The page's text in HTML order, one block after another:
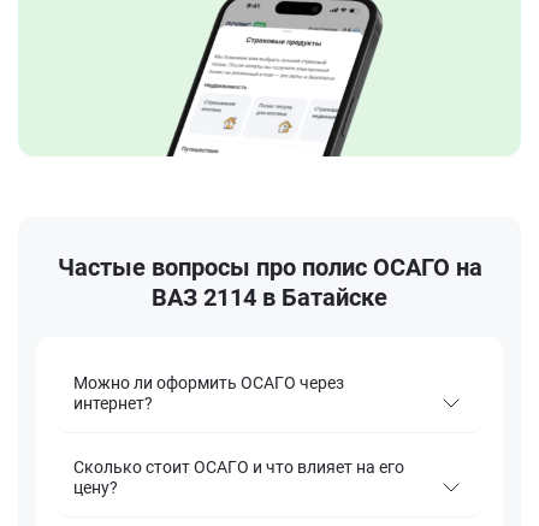
Частые вопросы про полис ОСАГО на
ВАЗ 2114 в Батайске
Можно ли оформить ОСАГО через
интернет?
Сколько стоит ОСАГО и что влияет на его
цену?